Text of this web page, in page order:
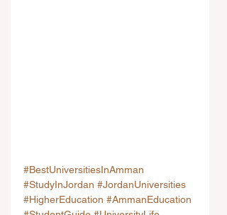
#BestUniversitiesInAmman
#StudyInJordan #JordanUniversities
#HigherEducation #AmmanEducation